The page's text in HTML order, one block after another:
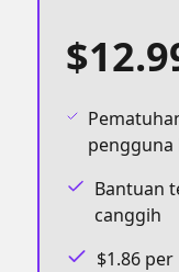
pengguna
Bantuan
canggih
$1.86